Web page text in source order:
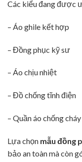
Các kiểu đang được
– Áo ghile kết hợp
– Đồng phục kỹ sư
– Áo chịu nhiệt
– Đồ chống tĩnh điện
– Quần áo chống cháy
Lựa chọn mẫu đồng
bảo an toàn mà còn